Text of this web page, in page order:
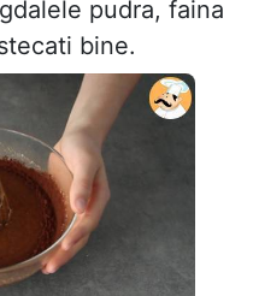
pudra, faina
bine.